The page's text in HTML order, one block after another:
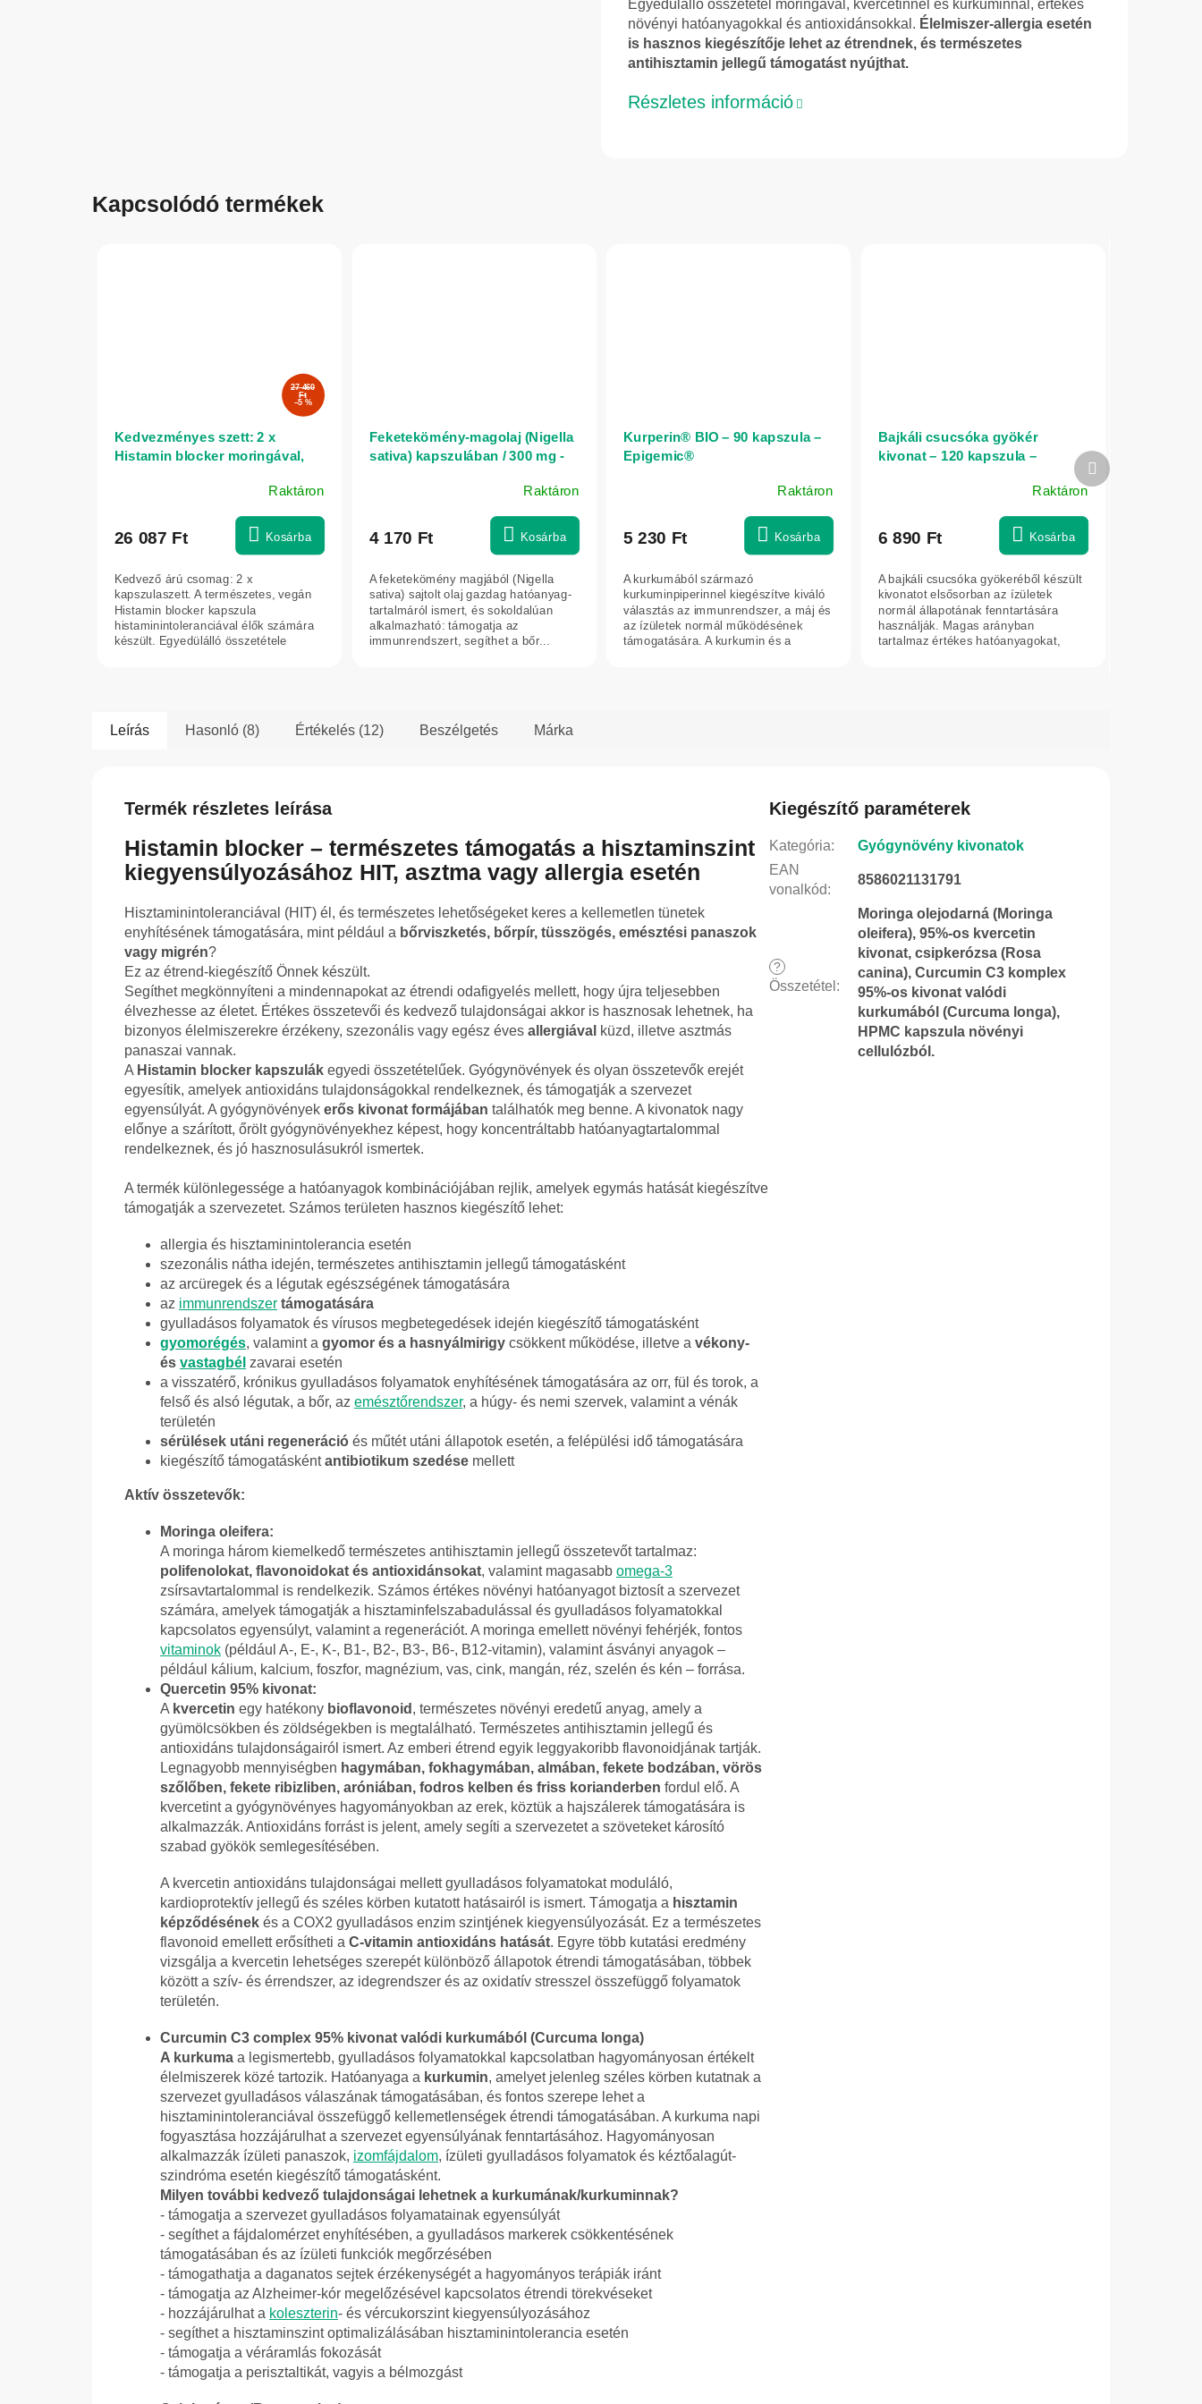
Egyedülálló összetétel moringával, kvercetinnel és kurkuminnal, értékes
növényi hatóanyagokkal és antioxidánsokkal. Élelmiszer-allergia esetén
is hasznos kiegészítője lehet az étrendnek, és természetes
antihisztamin jellegű támogatást nyújthat.
Részletes információ
Kapcsolódó termékek
27 460
Ft
–5 %
Kedvezményes szett: 2 x
Histamin blocker moringával,
140 kapszula – Herbatica
átlagos
ből
5,0
csillag.
Raktáron
26 087 Ft Kosárba
Kedvező árú csomag: 2 x
kapszulaszett. A természetes, vegán
Histamin blocker kapszula
histaminintoleranciával élők számára
készült. Egyedülálló összetétele
Feketekömény-magolaj (Nigella
sativa) kapszulában / 300 mg -
Raktáron
4 170 Ft Kosárba
A feketekömény magjából (Nigella
sativa) sajtolt olaj gazdag hatóanyag-
tartalmáról ismert, és sokoldalúan
alkalmazható: támogatja az
immunrendszert, segíthet a bőr...
Kurperin® BIO – 90 kapszula –
Epigemic®
Raktáron
5 230 Ft Kosárba
A kurkumából származó
kurkuminpiperinnel kiegészítve kiváló
választás az immunrendszer, a máj és
az ízületek normál működésének
támogatására. A kurkumin és a
Bajkáli csucsóka gyökér
kivonat – 120 kapszula –
Raktáron
6 890 Ft Kosárba
A bajkáli csucsóka gyökeréből készült
kivonatot elsősorban az ízületek
normál állapotának fenntartására
használják. Magas arányban
tartalmaz értékes hatóanyagokat,
Következő
termék
Leírás Hasonló (8) Értékelés (12) Beszélgetés Márka
Termék részletes leírása
Histamin blocker – természetes támogatás a hisztaminszint
kiegyensúlyozásához HIT, asztma vagy allergia esetén
Hisztaminintoleranciával (HIT) él, és természetes lehetőségeket keres a kellemetlen tünetek
enyhítésének támogatására, mint például a bőrviszketés, bőrpír, tüsszögés, emésztési panaszok
vagy migrén?
Ez az étrend-kiegészítő Önnek készült.
Segíthet megkönnyíteni a mindennapokat az étrendi odafigyelés mellett, hogy újra teljesebben
élvezhesse az életet. Értékes összetevői és kedvező tulajdonságai akkor is hasznosak lehetnek, ha
bizonyos élelmiszerekre érzékeny, szezonális vagy egész éves allergiával küzd, illetve asztmás
panaszai vannak.
A Histamin blocker kapszulák egyedi összetételűek. Gyógynövények és olyan összetevők erejét
egyesítik, amelyek antioxidáns tulajdonságokkal rendelkeznek, és támogatják a szervezet
egyensúlyát. A gyógynövények erős kivonat formájában találhatók meg benne. A kivonatok nagy
előnye a szárított, őrölt gyógynövényekhez képest, hogy koncentráltabb hatóanyagtartalommal
rendelkeznek, és jó hasznosulásukról ismertek.
A termék különlegessége a hatóanyagok kombinációjában rejlik, amelyek egymás hatását kiegészítve
támogatják a szervezetet. Számos területen hasznos kiegészítő lehet:
allergia és hisztaminintolerancia esetén
szezonális nátha idején, természetes antihisztamin jellegű támogatásként
az arcüregek és a légutak egészségének támogatására
az immunrendszer támogatására
gyulladásos folyamatok és vírusos megbetegedések idején kiegészítő támogatásként
gyomorégés, valamint a gyomor és a hasnyálmirigy csökkent működése, illetve a vékony-
és vastagbél zavarai esetén
a visszatérő, krónikus gyulladásos folyamatok enyhítésének támogatására az orr, fül és torok, a
felső és alsó légutak, a bőr, az emésztőrendszer, a húgy- és nemi szervek, valamint a vénák
területén
sérülések utáni regeneráció és műtét utáni állapotok esetén, a felépülési idő támogatására
kiegészítő támogatáskéntantibiotikum szedése mellett
Aktív összetevők:
Moringa oleifera:
A moringa három kiemelkedő természetes antihisztamin jellegű összetevőt tartalmaz:
polifenolokat, flavonoidokat és antioxidánsokat, valamint magasabb omega-3
zsírsavtartalommal is rendelkezik. Számos értékes növényi hatóanyagot biztosít a szervezet
számára, amelyek támogatják a hisztaminfelszabadulással és gyulladásos folyamatokkal
kapcsolatos egyensúlyt, valamint a regenerációt. A moringa emellett növényi fehérjék, fontos
vitaminok (például A-, E-, K-, B1-, B2-, B3-, B6-, B12-vitamin), valamint ásványi anyagok –
például kálium, kalcium, foszfor, magnézium, vas, cink, mangán, réz, szelén és kén – forrása.
Quercetin 95% kivonat:
A kvercetin egy hatékony bioflavonoid , természetes növényi eredetű anyag, amely a
gyümölcsökben és zöldségekben is megtalálható. Természetes antihisztamin jellegű és
antioxidáns tulajdonságairól ismert. Az emberi étrend egyik leggyakoribb flavonoidjának tartják.
Legnagyobb mennyiségben hagymában, fokhagymában, almában, fekete bodzában, vörös
szőlőben, fekete ribizliben, aróniában, fodros kelben és friss korianderben fordul elő. A
kvercetint a gyógynövényes hagyományokban az erek, köztük a hajszálerek támogatására is
alkalmazzák. Antioxidáns forrást is jelent, amely segíti a szervezetet a szöveteket károsító
szabad gyökök semlegesítésében.
A kvercetin antioxidáns tulajdonságai mellett gyulladásos folyamatokat moduláló,
kardioprotektív jellegű és széles körben kutatott hatásairól is ismert. Támogatja a hisztamin
képződésének és a COX2 gyulladásos enzim szintjének kiegyensúlyozását. Ez a természetes
flavonoid emellett erősítheti a C-vitamin antioxidáns hatását. Egyre több kutatási eredmény
vizsgálja a kvercetin lehetséges szerepét különböző állapotok étrendi támogatásában, többek
között a szív- és érrendszer, az idegrendszer és az oxidatív stresszel összefüggő folyamatok
területén.
Curcumin C3 complex 95% kivonat valódi kurkumából (Curcuma longa)
A kurkuma a legismertebb, gyulladásos folyamatokkal kapcsolatban hagyományosan értékelt
élelmiszerek közé tartozik. Hatóanyaga a kurkumin, amelyet jelenleg széles körben kutatnak a
szervezet gyulladásos válaszának támogatásában, és fontos szerepe lehet a
hisztaminintoleranciával összefüggő kellemetlenségek étrendi támogatásában. A kurkuma napi
fogyasztása hozzájárulhat a szervezet egyensúlyának fenntartásához. Hagyományosan
alkalmazzák ízületi panaszok, izomfájdalom, ízületi gyulladásos folyamatok és kéztőalagút-
szindróma esetén kiegészítő támogatásként.
Milyen további kedvező tulajdonságai lehetnek a kurkumának/kurkuminnak?
- támogatja a szervezet gyulladásos folyamatainak egyensúlyát
- segíthet a fájdalomérzet enyhítésében, a gyulladásos markerek csökkentésének
támogatásában és az ízületi funkciók megőrzésében
- támogathatja a daganatos sejtek érzékenységét a hagyományos terápiák iránt
- támogatja az Alzheimer-kór megelőzésével kapcsolatos étrendi törekvéseket
- hozzájárulhat a koleszterin- és vércukorszint kiegyensúlyozásához
- segíthet a hisztaminszint optimalizálásában hisztaminintolerancia esetén
- támogatja a véráramlás fokozását
- támogatja a perisztaltikát, vagyis a bélmozgást
Kiegészítő paraméterek
Kategória:
Gyógynövény kivonatok
EAN
vonalkód:
8586021131791
?
Összetétel :
Moringa olejodarná (Moringa
oleifera), 95%-os kvercetin
kivonat, csipkerózsa (Rosa
canina), Curcumin C3 komplex
95%-os kivonat valódi
kurkumából (Curcuma longa),
HPMC kapszula növényi
cellulózból.